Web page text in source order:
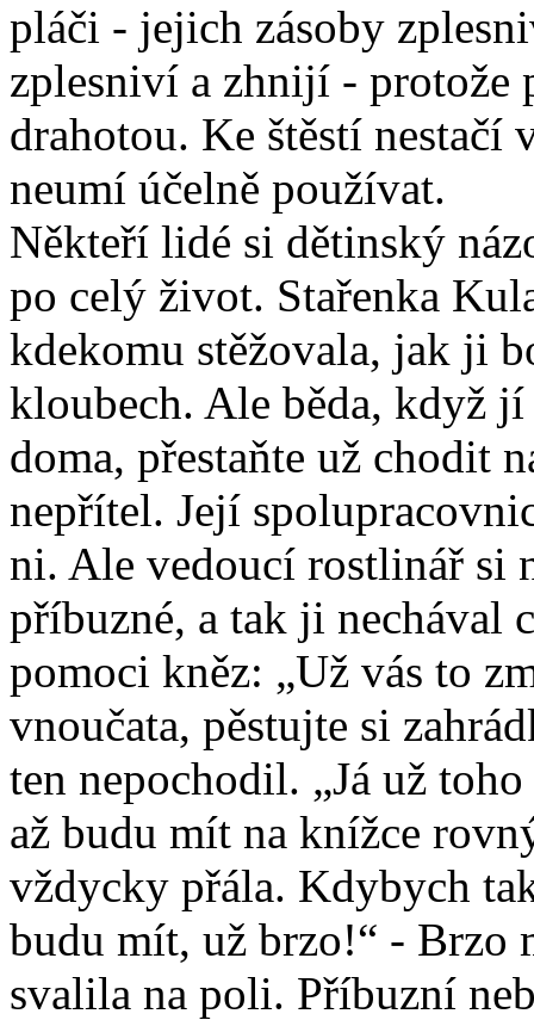
pláči - jejich zásoby
zplesniví a zhnijí - protože
drahotou. Ke štěstí nestačí
neumí účelně používat.
Někteří lidé si dětinský
po celý život. Stařenka
kdekomu stěžovala, jak ji
kloubech. Ale běda, když
doma, přestaňte už chodit
nepřítel. Její
ni. Ale vedoucí rostlinář si
příbuzné, a tak ji nechával
pomoci kněz: „Už vás to
vnoučata, pěstujte si
ten nepochodil. „Já už
až budu mít na knížce
vždycky přála. Kdybych
budu mít, už brzo!“ - Brzo
svalila na poli. Příbuzní